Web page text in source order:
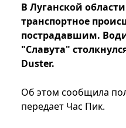
В Луганской
транспортное
пострадавшим.
"Славута"
Duster.
Об этом сообщила
передает Час Пик.